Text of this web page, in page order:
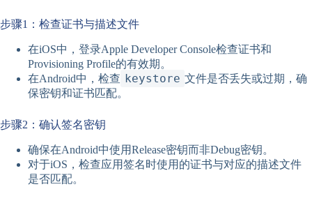
步骤1：检查证书与描述文件
在iOS中，登录Apple Developer Console检查证书和
Provisioning Profile的有效期。
在Android中，检查 keystore 文件是否丢失或过期，确
保密钥和证书匹配。
步骤2：确认签名密钥
确保在Android中使用Release密钥而非Debug密钥。
对于iOS，检查应用签名时使用的证书与对应的描述文件
是否匹配。